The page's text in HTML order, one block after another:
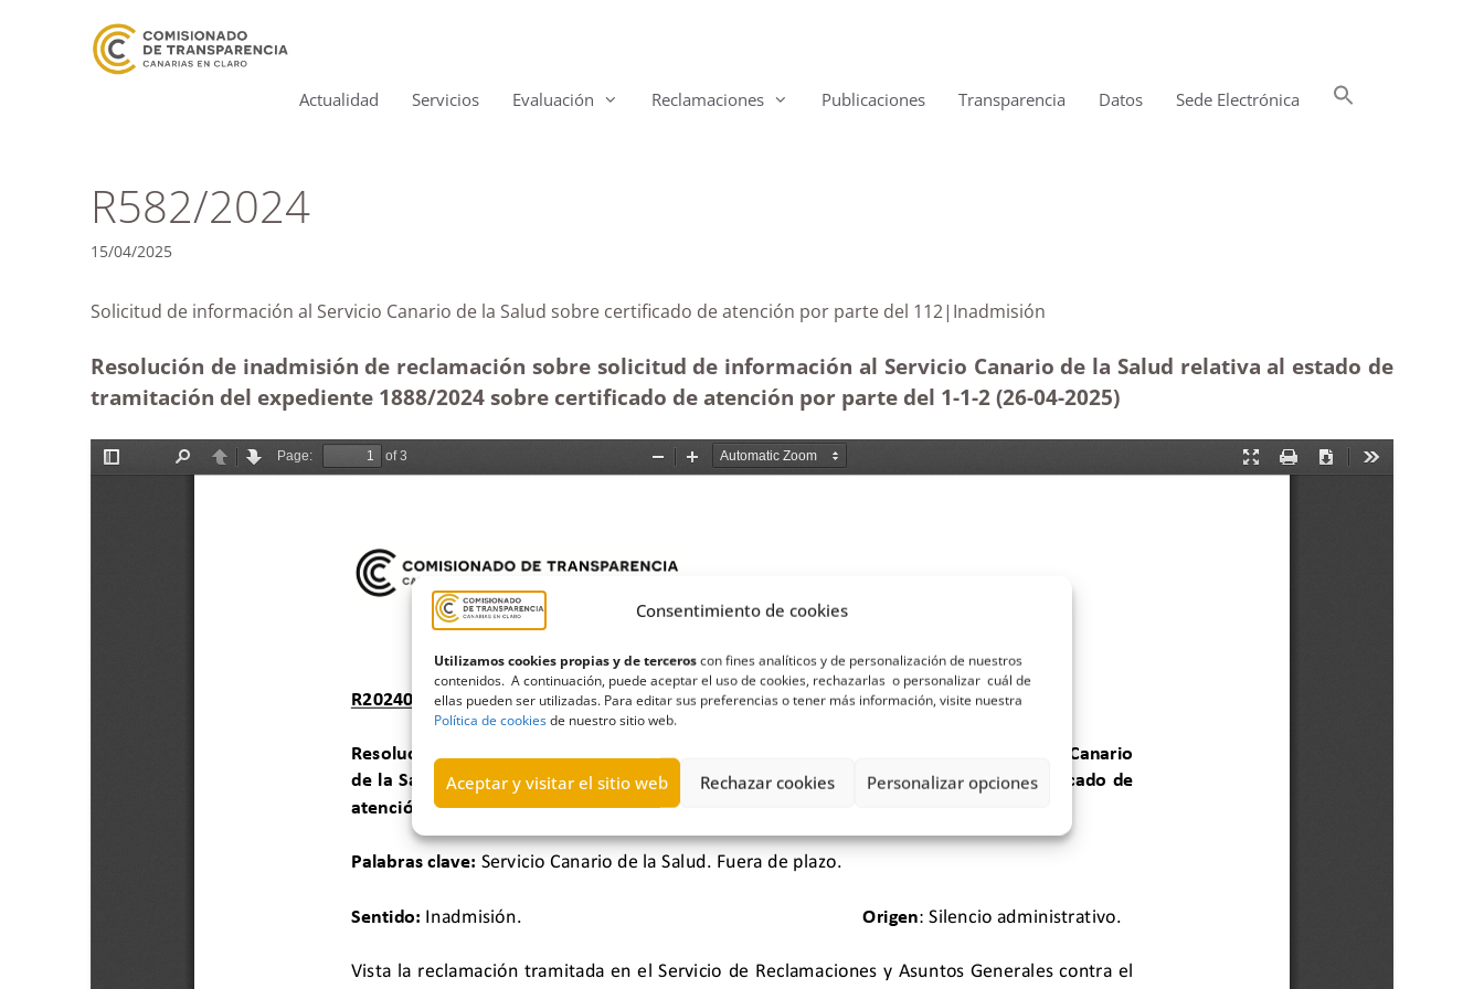
Consentimiento de cookies
Utilizamos cookies propias y de terceroscon fines analíticos y de personalización de nuestros
contenidos. A continuación, puede aceptar el uso de cookies, rechazarlas o personalizar cuál de
ellas pueden ser utilizadas. Para editar sus preferencias o tener más información, visite nuestra
Política de cookiesde nuestro sitio web.
Aceptar y visitar el sitio web Rechazar cookies Personalizar opciones
Actualidad Servicios Evaluación Reclamaciones Publicaciones Transparencia Datos Sede Electrónica
R582/2024
15/04/2025
Solicitud de información al Servicio Canario de la Salud sobre certificado de atención por parte del 112|Inadmisión
Resolución de inadmisión de reclamación sobre solicitud de información al Servicio Canario de la Salud relativa al estado de
tramitación del expediente 1888/2024 sobre certificado de atención por parte del 1-1-2 (26-04-2025)